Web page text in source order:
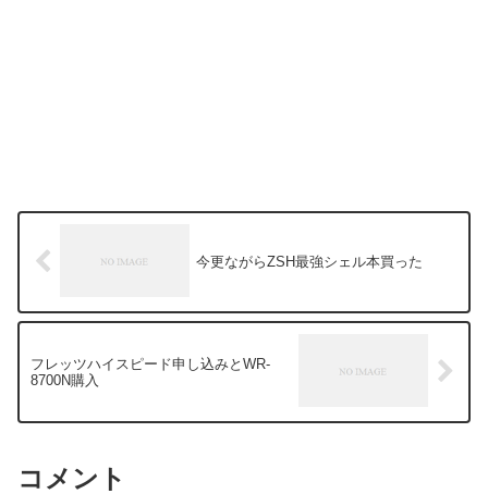
今更ながらZSH最強シェル本買った
フレッツハイスピード申し込みとWR-
8700N購入
コメント